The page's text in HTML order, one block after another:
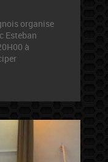
organise
Esteban
à